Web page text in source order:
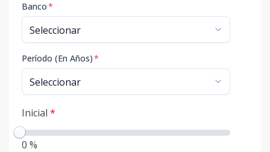
Banco*
Período (En Años)*
Inicial *
0 %